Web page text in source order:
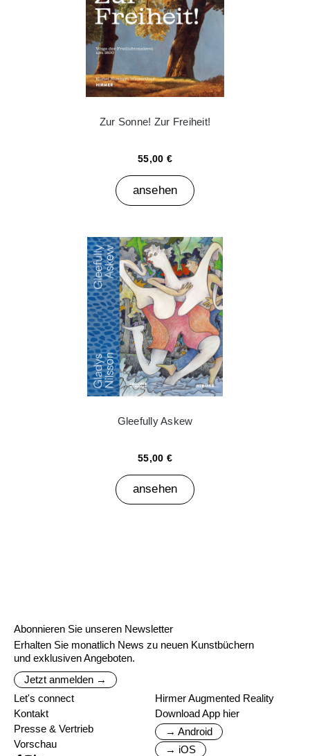
Zur Sonne! Zur Freiheit!
55,00 €
ansehen
Gleefully Askew
55,00 €
ansehen
Abonnieren Sie unseren Newsletter
Erhalten Sie monatlich News zu neuen Kunstbüchern
und exklusiven Angeboten.
Jetzt anmelden →
Let's connect
Kontakt
Presse & Vertrieb
Vorschau
Hirmer Augmented Reality
Download App hier
→ Android
→ iOS